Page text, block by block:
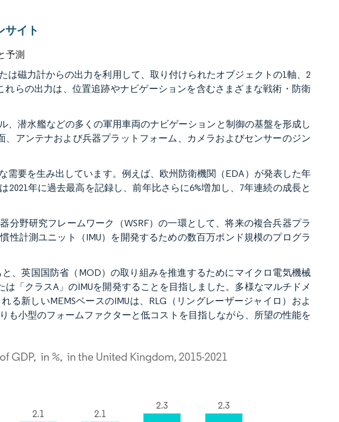
サイト
予測
は磁力計からの出力を利用して、取り付けられたオブジェクトの1軸、2
らの出力は、位置追跡やナビゲーションを含むさまざまな戦術・防衛
、潜水艦などの多くの軍用車両のナビゲーションと制御の基盤を形成し
アンテナおよび兵器プラットフォーム、カメラおよびセンサーのジン
需要を生み出しています。例えば、欧州防衛機関（EDA）が発表した年
年に過去最高を記録し、前年比さらに6%増加し、7年連続の成長と
分野研究フレームワーク（WSRF）の一環として、将来の複合兵器プラ
性計測ユニット（IMU）を開発するための数百万ポンド規模のプログラ
、英国国防省（MOD）の取り組みを推進するためにマイクロ電気機械
「クラスA」のIMUを開発することを目指しました。多様なマルチドメ
る新しいMEMSベースのIMUは、RLG（リングレーザージャイロ）およ
も小型のフォームファクターと低コストを目指しながら、所望の性能を